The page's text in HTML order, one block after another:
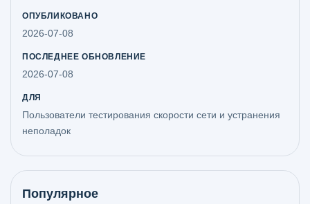
ОПУБЛИКОВАНО
2026-07-08
ПОСЛЕДНЕЕ ОБНОВЛЕНИЕ
2026-07-08
ДЛЯ
Пользователи тестирования скорости сети и устранения
неполадок
Популярное